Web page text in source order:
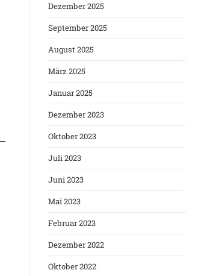
Dezember 2025
September 2025
August 2025
März 2025
Januar 2025
Dezember 2023
Oktober 2023
Juli 2023
Juni 2023
Mai 2023
Februar 2023
Dezember 2022
Oktober 2022